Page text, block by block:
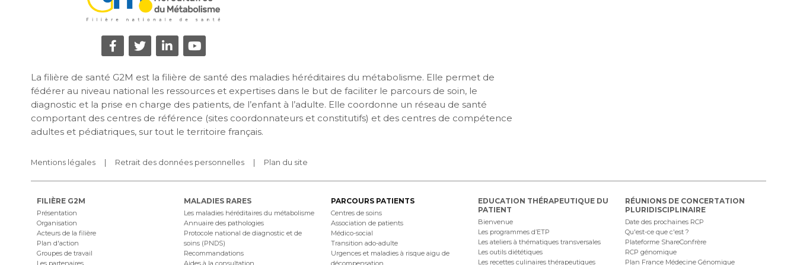
La filière de santé G2M est la filière de santé des maladies héréditaires du métabolisme. Elle permet de
fédérer au niveau national les ressources et expertises dans le but de faciliter le parcours de soin, le
diagnostic et la prise en charge des patients, de l’enfant à l’adulte. Elle coordonne un réseau de santé
comportant des centres de référence (sites coordonnateurs et constitutifs) et des centres de compétence
adultes et pédiatriques, sur tout le territoire français.
Mentions légales Retrait des données personnelles Plan du site
FILIÈRE G2M
Présentation
Organisation
Acteurs de la filière
Plan d'action
Groupes de travail
Les partenaires
MALADIES RARES
Les maladies héréditaires du métabolisme
Annuaire des pathologies
Protocole national de diagnostic et de
soins (PNDS)
Recommandations
Aides à la consultation
PARCOURS PATIENTS
Centres de soins
Association de patients
Médico-social
Transition ado-adulte
Urgences et maladies à risque aigu de
décompensation
EDUCATION THÉRAPEUTIQUE DU
PATIENT
Bienvenue
Les programmes d’ETP
Les ateliers à thématiques transversales
Les outils diététiques
Les recettes culinaires thérapeutiques
RÉUNIONS DE CONCERTATION
PLURIDISCIPLINAIRE
Date des prochaines RCP
Qu'est-ce que c'est ?
Plateforme ShareConfrère
RCP génomique
Plan France Médecine Génomique